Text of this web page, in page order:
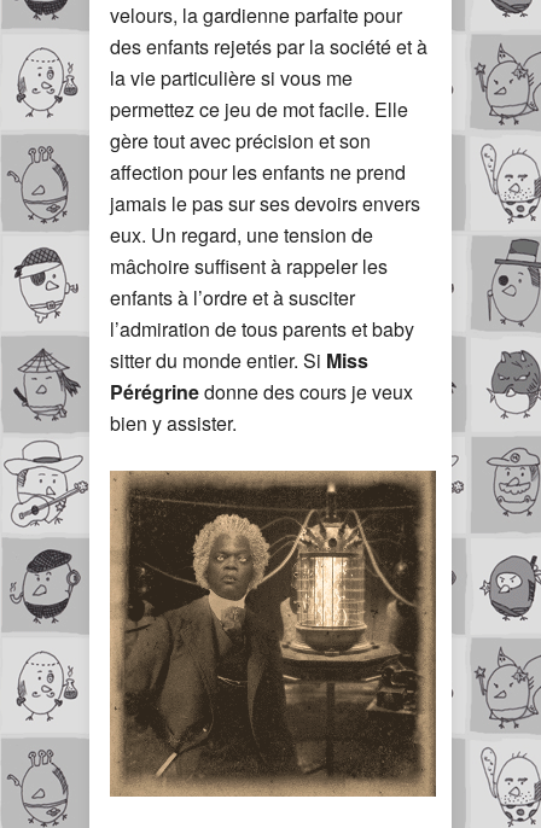
velours, la gardienne parfaite pour
des enfants rejetés par la société et à
la vie particulière si vous me
permettez ce jeu de mot facile. Elle
gère tout avec précision et son
affection pour les enfants ne prend
jamais le pas sur ses devoirs envers
eux. Un regard, une tension de
mâchoire suffisent à rappeler les
enfants à l’ordre et à susciter
l’admiration de tous parents et baby
sitter du monde entier. Si Miss
Pérégrinedonne des cours je veux
bien y assister.